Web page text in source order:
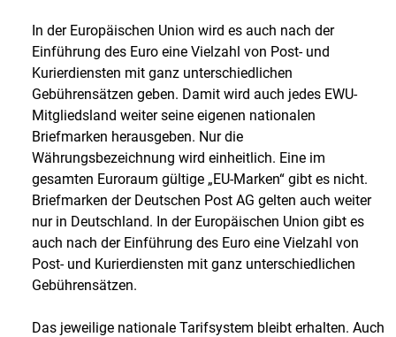
In der Europäischen Union wird es auch nach der
Einführung des Euro eine Vielzahl von Post- und
Kurierdiensten mit ganz unterschiedlichen
Gebührensätzen geben. Damit wird auch jedes EWU-
Mitgliedsland weiter seine eigenen nationalen
Briefmarken herausgeben. Nur die
Währungsbezeichnung wird einheitlich. Eine im
gesamten Euroraum gültige „EU-Marken“ gibt es nicht.
Briefmarken der Deutschen Post AG gelten auch weiter
nur in Deutschland. In der Europäischen Union gibt es
auch nach der Einführung des Euro eine Vielzahl von
Post- und Kurierdiensten mit ganz unterschiedlichen
Gebührensätzen.
Das jeweilige nationale Tarifsystem bleibt erhalten. Auch